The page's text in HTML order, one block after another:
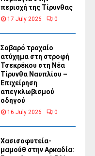
περιοχή της Τίρυνθας
17 July 2026 0
Σοβαρό τροχαίο
ατύχημα στη στροφή
Τσεκρέκου στη Νέα
Τίρυνθα Ναυπλίου –
Επιχείρηση
απεγκλωβισμού
οδηγού
16 July 2026 0
Χασισοφυτεία-
μαμούθ στην Αρκαδία: